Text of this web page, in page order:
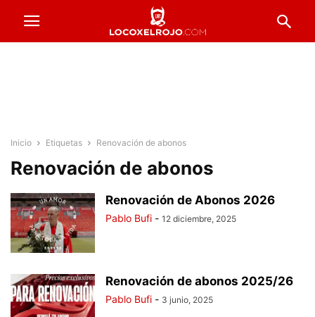
Inicio Etiquetas Renovación de abonos
Renovación de abonos
Renovación de Abonos 2026
Pablo Bufi - 12 diciembre, 2025
Renovación de abonos 2025/26
Pablo Bufi - 3 junio, 2025